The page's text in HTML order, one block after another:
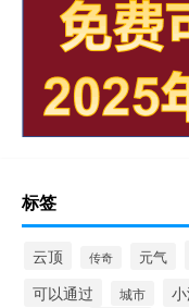
标签
云顶 传奇 元气
可以通过 城市